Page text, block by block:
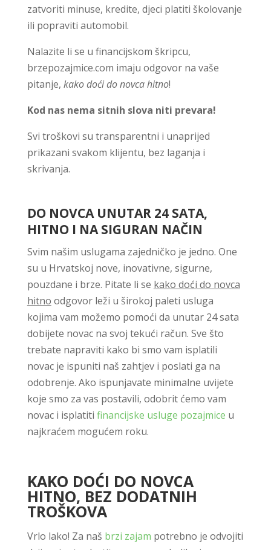
zatvoriti minuse, kredite, djeci platiti školovanje
ili popraviti automobil.
Nalazite li se u financijskom škripcu,
brzepozajmice.com imaju odgovor na vaše
pitanje, kako doći do novca hitno!
Kod nas nema sitnih slova niti prevara!
Svi troškovi su transparentni i unaprijed
prikazani svakom klijentu, bez laganja i
skrivanja.
DO NOVCA UNUTAR 24 SATA,
HITNO I NA SIGURAN NAČIN
Svim našim uslugama zajedničko je jedno. One
su u Hrvatskoj nove, inovativne, sigurne,
pouzdane i brze. Pitate li se kako doći do novca
hitno odgovor leži u širokoj paleti usluga
kojima vam možemo pomoći da unutar 24 sata
dobijete novac na svoj tekući račun. Sve što
trebate napraviti kako bi smo vam isplatili
novac je ispuniti naš zahtjev i poslati ga na
odobrenje. Ako ispunjavate minimalne uvijete
koje smo za vas postavili, odobrit ćemo vam
novac i isplatiti financijske usluge pozajmice u
najkraćem mogućem roku.
KAKO DOĆI DO NOVCA
HITNO, BEZ DODATNIH
TROŠKOVA
Vrlo lako! Za naš brzi zajam potrebno je odvojiti